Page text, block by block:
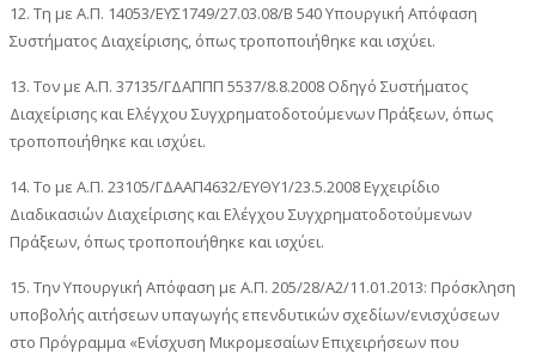
12. Τη με Α.Π. 14053/ΕΥΣ1749/27.03.08/Β 540 Υπουργική Απόφαση
Συστήματος Διαχείρισης, όπως τροποποιήθηκε και ισχύει.
13. Τον με Α.Π. 37135/ΓΔΑΠΠΠ 5537/8.8.2008 Οδηγό Συστήματος
Διαχείρισης και Ελέγχου Συγχρηματοδοτούμενων Πράξεων, όπως
τροποποιήθηκε και ισχύει.
14. Το με Α.Π. 23105/ΓΔΑΑΠ4632/ΕΥΘΥ1/23.5.2008 Εγχειρίδιο
Διαδικασιών Διαχείρισης και Ελέγχου Συγχρηματοδοτούμενων
Πράξεων, όπως τροποποιήθηκε και ισχύει.
15. Την Υπουργική Απόφαση με Α.Π. 205/28/Α2/11.01.2013: Πρόσκληση
υποβολής αιτήσεων υπαγωγής επενδυτικών σχεδίων/ενισχύσεων
στο Πρόγραμμα «Ενίσχυση Μικρομεσαίων Επιχειρήσεων που